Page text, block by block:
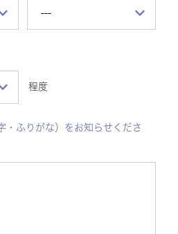
程度
・ふりがな）をお知らせくださ